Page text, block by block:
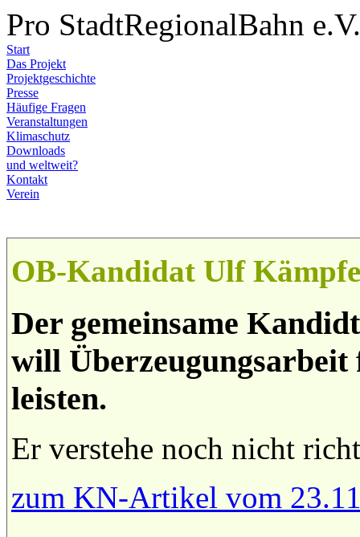
Pro StadtRegionalBahn e.V.
Start
Das Projekt
Projektgeschichte
Presse
Häufige Fragen
Veranstaltungen
Klimaschutz
Downloads
und weltweit?
Kontakt
Verein
OB-Kandidat Ulf
Der gemeinsame
will
leisten.
Er verstehe noch nicht
zum KN-Artikel vom